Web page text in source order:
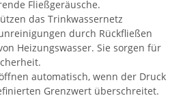
Fließgeräusche.
das Trinkwassernetz
durch Rückfließen
Heizungswasser. Sie sorgen für
automatisch, wenn der Druck
Grenzwert überschreitet.